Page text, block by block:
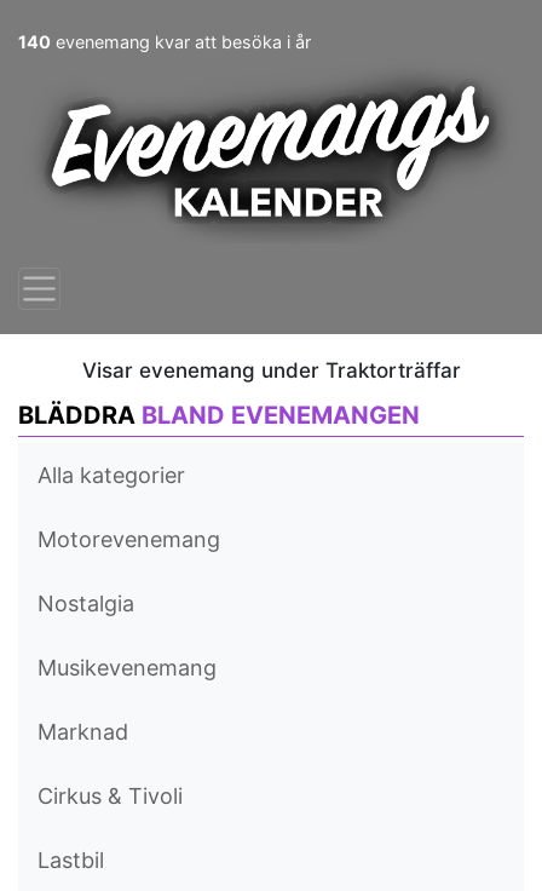
140 evenemang kvar att besöka i år
Visar evenemang under Traktorträffar
BLÄDDRA BLAND EVENEMANGEN
Alla kategorier
Motorevenemang
Nostalgia
Musikevenemang
Marknad
Cirkus & Tivoli
Lastbil